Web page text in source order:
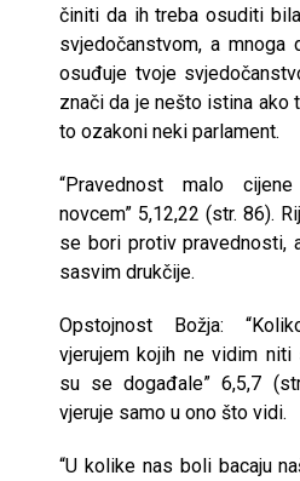
činiti da ih treba osuditi
svjedočanstvom, a mnoga
osuđuje tvoje
znači da je nešto istina ako
to ozakoni neki parlament.
“Pravednost malo
novcem” 5,12,22 (str. 86).
se bori protiv pravednosti,
sasvim drukčije.
Opstojnost Božja:
vjerujem kojih ne vidim
su se događale” 6,5,7
vjeruje samo u ono što vidi.
“U kolike nas boli bacaju